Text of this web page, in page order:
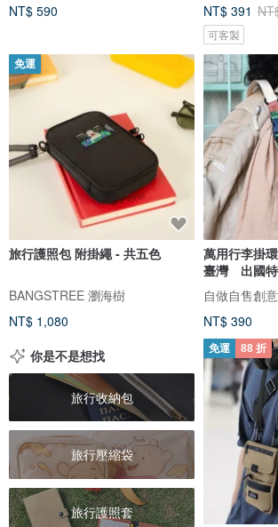
NT$ 590
NT$ 391
可客製
免運
旅行護照包 附掛繩 - 共五色
BANGSTREE 瀏海樹
NT$ 1,080
萬用行李掛
臺灣 出國
自做自售創
NT$ 390
你是不是想找
旅行收納包
旅行壓縮袋
旅行護照套
免運 88 折